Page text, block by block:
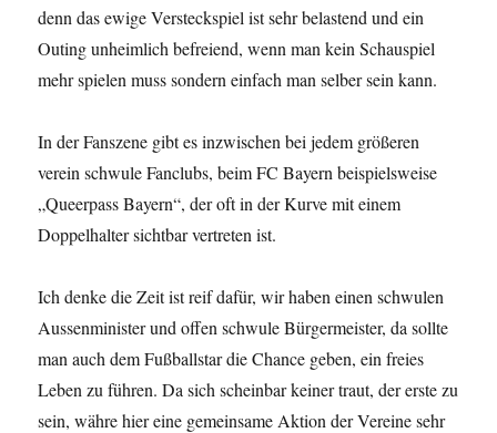
denn das ewige Versteckspiel ist sehr belastend und ein
Outing unheimlich befreiend, wenn man kein Schauspiel
mehr spielen muss sondern einfach man selber sein kann.
In der Fanszene gibt es inzwischen bei jedem größeren
verein schwule Fanclubs, beim FC Bayern beispielsweise
„Queerpass Bayern“, der oft in der Kurve mit einem
Doppelhalter sichtbar vertreten ist.
Ich denke die Zeit ist reif dafür, wir haben einen schwulen
Aussenminister und offen schwule Bürgermeister, da sollte
man auch dem Fußballstar die Chance geben, ein freies
Leben zu führen. Da sich scheinbar keiner traut, der erste zu
sein, währe hier eine gemeinsame Aktion der Vereine sehr